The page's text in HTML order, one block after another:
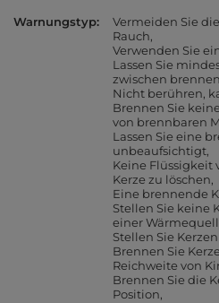
Warnungstyp
Vermeiden Sie
Rauch
Verwenden Sie
Lassen Sie
zwischen
Nicht berühren,
Brennen Sie
von brennbaren
Lassen Sie eine
unbeaufsichtigt
Keine Flüssigkeit
Kerze zu löschen
Eine brennende
Stellen Sie keine
einer
Stellen Sie
Brennen Sie
Reichweite von
Brennen Sie die
Position